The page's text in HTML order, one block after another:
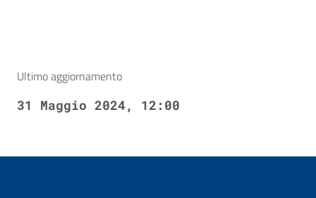
Ultimo aggiornamento
31 Maggio 2024, 12:00